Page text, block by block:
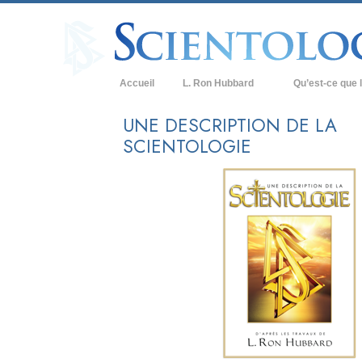
Accueil L. Ron Hubbard Qu’est-ce que
Rencontrez un
À l’intérieur d’une
Les principes de
La Dianétique :
Qu’est-ce que la
UNE DESCRIPTION DE LA
SCIENTOLOGIE